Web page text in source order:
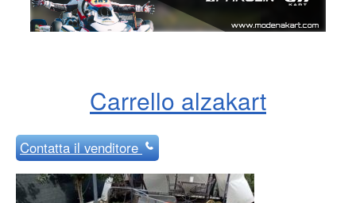
Carrello alzakart
Contattail venditore